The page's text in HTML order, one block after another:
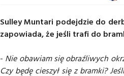
Sulley Muntari podejdzie do
zapowiada, że jeśli trafi do
- Nie obawiam się obraźliwych
Czy będę cieszył się z bramki?